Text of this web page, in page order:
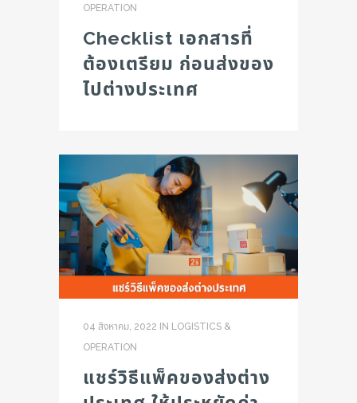
OPERATION
Checklist เอกสารที่
ต้องเตรียม ก่อนส่งของ
ไปต่างประเทศ
04 สิงหาคม, 2022 IN LOGISTICS &
OPERATION
แชร์วิธีแพ็คของส่งต่าง